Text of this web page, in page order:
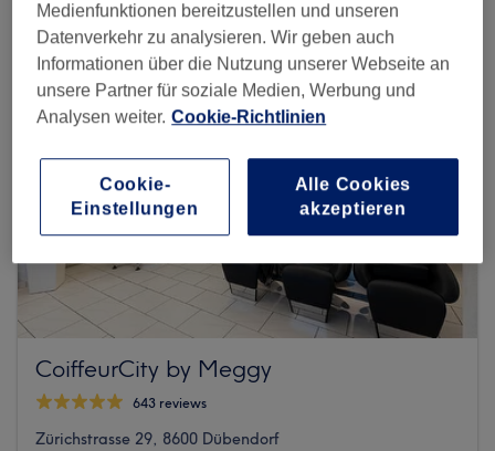
CoiffeurCity by Meggy
643 reviews
Zürichstrasse 29, 8600 Dübendorf
Medienfunktionen bereitzustellen und unseren
Datenverkehr zu analysieren. Wir geben auch
Informationen über die Nutzung unserer Webseite an
unsere Partner für soziale Medien, Werbung und
Analysen weiter. Cookie-Richtlinien
Alle Cookies
akzeptieren
Cookie-
Einstellungen